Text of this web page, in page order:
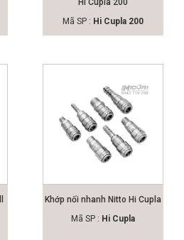
Hi Cupla 200
Mã SP : Hi Cupla 200
Khớp nối nhanh Nitto Hi Cupla
Mã SP : Hi Cupla